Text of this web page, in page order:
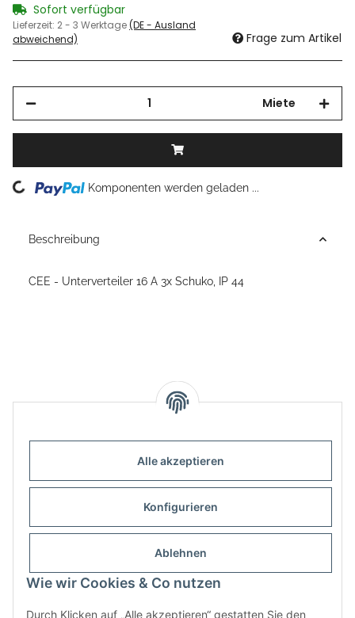
Alle akzeptieren
Konfigurieren
Ablehnen
Wie wir Cookies & Co nutzen
Durch Klicken auf „Alle akzeptieren“ gestatten Sie den
Sofort verfügbar
Lieferzeit: 2 - 3 Werktage(DE - Ausland
abweichend)
Frage zum Artikel
Miete
Loading... Komponenten werden geladen ...
Beschreibung
CEE - Unterverteiler 16 A 3x Schuko, IP 44
Informationen
Gesetzliche Informationen
Infobox